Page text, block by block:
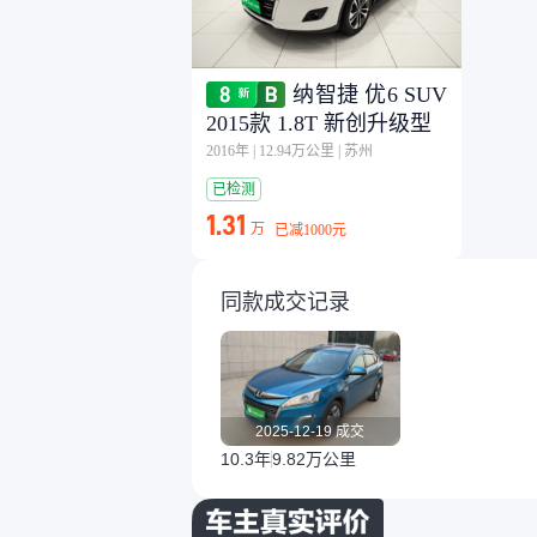
纳智捷 优6 SUV
2015款 1.8T 新创升级型
2016年 12.94万公里 苏州
已检测
1.31 万 已减1000元
同款成交记录
2025-12-19 成交
10.3年9.82万公里